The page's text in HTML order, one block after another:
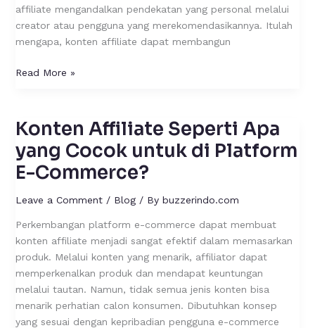
affiliate mengandalkan pendekatan yang personal melalui
creator atau pengguna yang merekomendasikannya. Itulah
mengapa, konten affiliate dapat membangun
Read More »
Konten Affiliate Seperti Apa
yang Cocok untuk di Platform
E-Commerce?
Leave a Comment / Blog/ By buzzerindo.com
Perkembangan platform e-commerce dapat membuat
konten affiliate menjadi sangat efektif dalam memasarkan
produk. Melalui konten yang menarik, affiliator dapat
memperkenalkan produk dan mendapat keuntungan
melalui tautan. Namun, tidak semua jenis konten bisa
menarik perhatian calon konsumen. Dibutuhkan konsep
yang sesuai dengan kepribadian pengguna e-commerce
Konten
Seperti
Apa
Cocok
untuk
di
Platform
E-
Commerce?